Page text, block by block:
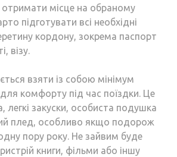
місце на обраному
підготувати всі необхідні
кордону, зокрема паспорт
візу.
взяти із собою мінімум
комфорту під час поїздки. Це
легкі закуски, особиста подушка
плед, особливо якщо подорож
пору року. Не зайвим буде
книги, фільми або іншу